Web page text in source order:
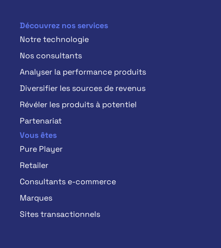
Découvrez nos services
Notre technologie
Nos consultants
Analyser la performance produits
Diversifier les sources de revenus
Révéler les produits à potentiel
Partenariat
Vous êtes
Pure Player
Retailer
Consultants e-commerce
Marques
Sites transactionnels